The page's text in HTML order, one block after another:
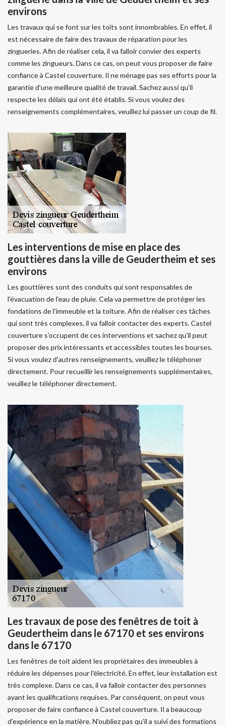
environs
Les travaux qui se font sur les toits sont innombrables. En effet, il
est nécessaire de faire des travaux de réparation pour les
zingueries. Afin de réaliser cela, il va falloir convier des experts
comme les zingueurs. Dans ce cas, on peut vous proposer de faire
confiance à Castel couverture. Il ne ménage pas ses efforts pour la
garantie d'une meilleure qualité de travail. Sachez aussi qu'il
respecte les délais qui ont été établis. Si vous voulez des
renseignements complémentaires, veuillez lui passer un coup de fil.
Les interventions de mise en place des
gouttières dans la ville de Geudertheim et ses
environs
Les gouttières sont des conduits qui sont responsables de
l'évacuation de l'eau de pluie. Cela va permettre de protéger les
fondations de l'immeuble et la toiture. Afin de réaliser ces tâches
qui sont très complexes, il va falloir contacter des experts. Castel
couverture s'occupent de ces interventions et sachez qu'il peut
proposer des prix intéressants et accessibles toutes les bourses.
Si vous voulez d'autres renseignements, veuillez le téléphoner
directement. Pour recueillir les renseignements supplémentaires,
veuillez le téléphoner directement.
Les travaux de pose des fenêtres de toit à
Geudertheim dans le 67170 et ses environs
dans le 67170
Les fenêtres de toit aident les propriétaires des immeubles à
réduire les dépenses pour l'électricité. En effet, leur installation est
très complexe. Dans ce cas, il va falloir contacter des personnes
ayant les qualifications requises. Par conséquent, on peut vous
proposer de faire confiance à Castel couverture. Il a beaucoup
d'expérience en la matière. N'oubliez pas qu'il a suivi des formations